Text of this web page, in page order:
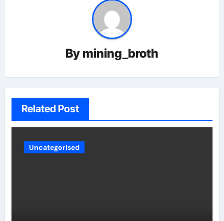
By mining_broth
Related Post
Uncategorised